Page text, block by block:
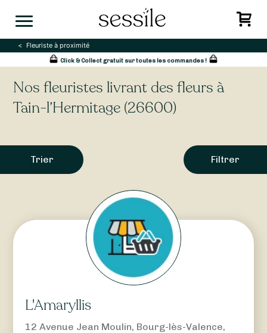
Fleuriste à proximité
Click & Collect gratuit sur toutes les commandes !
Nos fleuristes livrant des fleurs à
Tain-l’Hermitage (26600)
Trier Filtrer
L'Amaryllis
12 Avenue Jean Moulin, Bourg-lès-Valence,